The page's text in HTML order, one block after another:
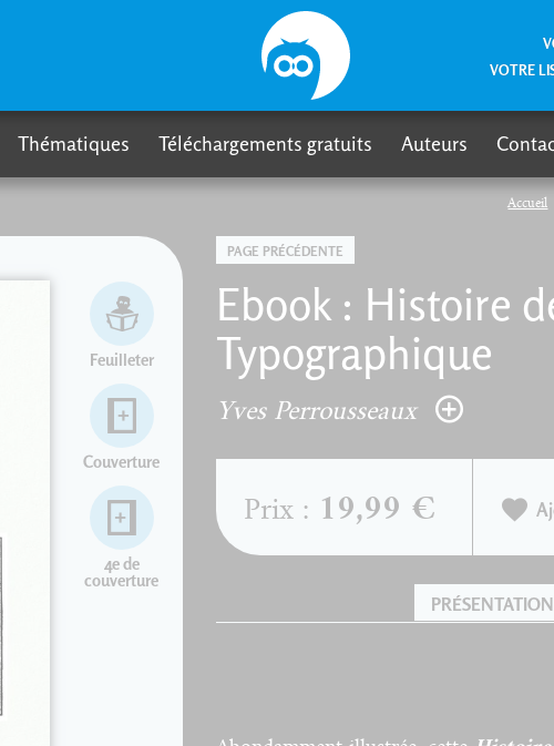
Accueil
PAGE PRÉCÉDENTE
Ebook : Histoire
Typographique
Yves Perrousseaux
Feuilleter
Couverture
4e de
couverture
Prix : 19,99 €
PRÉSENTATION
VOTRE
Thématiques Téléchargements gratuits Auteurs